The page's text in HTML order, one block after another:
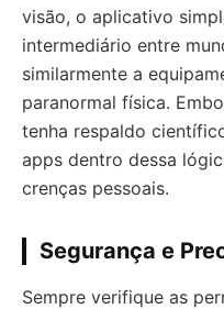
visão, o aplicativo
intermediário entre
similarmente a
paranormal física.
tenha respaldo
apps dentro dessa
crenças pessoais.
Segurança e
Sempre verifique as